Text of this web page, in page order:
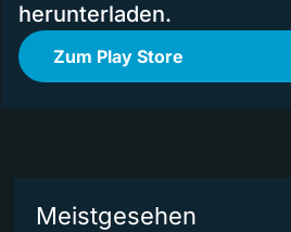
herunterladen.
Zum Play Store
Meistgesehen